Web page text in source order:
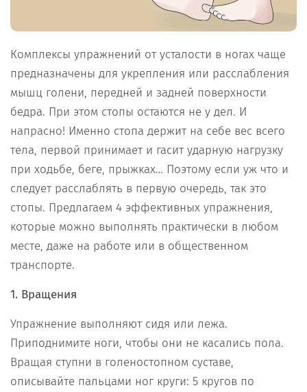
Комплексы упражнений от усталости в ногах чаще
предназначены для укрепления или расслабления
мышц голени, передней и задней поверхности
бедра. При этом стопы остаются не у дел. И
напрасно! Именно стопа держит на себе вес всего
тела, первой принимает и гасит ударную нагрузку
при ходьбе, беге, прыжках… Поэтому если уж что и
следует расслаблять в первую очередь, так это
стопы. Предлагаем 4 эффективных упражнения,
которые можно выполнять практически в любом
месте, даже на работе или в общественном
транспорте.
1. Вращения
Упражнение выполняют сидя или лежа.
Приподнимите ноги, чтобы они не касались пола.
Вращая ступни в голеностопном суставе,
описывайте пальцами ног круги: 5 кругов по